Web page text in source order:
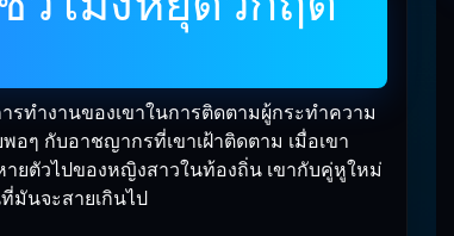
รทำงานของเขาในการติดตามผู้กระทำความ
ๆ กับอาชญากรที่เขาเฝ้าติดตาม เมื่อเขา
ยตัวไปของหญิงสาวในท้องถิ่น เขากับคู่หูใหม่
มันจะสายเกินไป